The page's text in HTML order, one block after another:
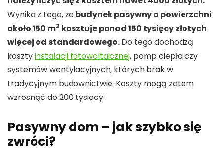
Wynika z tego, że budynek pasywny o powierzchni
około 150 m2 kosztuje ponad 150 tysięcy złotych
więcej od standardowego.Do tego dochodzą
kosztyinstalacji fotowoltaicznej, pomp ciepła czy
systemów wentylacyjnych, których brak w
tradycyjnym budownictwie. Koszty mogą zatem
wzrosnąć do 200 tysięcy.
Pasywny dom – jak szybko się
zwróci?